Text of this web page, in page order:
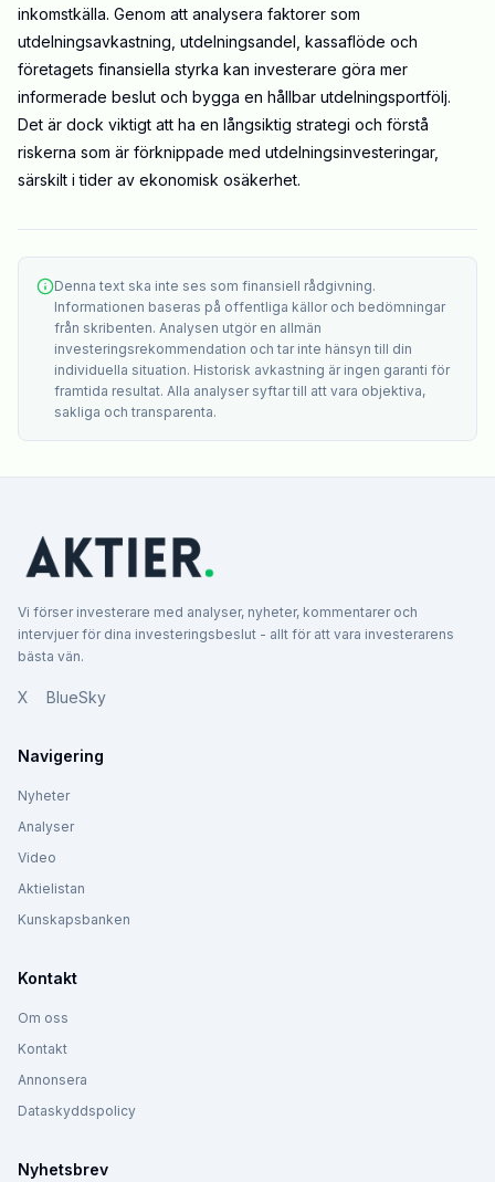
inkomstkälla. Genom att analysera faktorer som
utdelningsavkastning, utdelningsandel, kassaflöde och
företagets finansiella styrka kan investerare göra mer
informerade beslut och bygga en hållbar utdelningsportfölj.
Det är dock viktigt att ha en långsiktig strategi och förstå
riskerna som är förknippade med utdelningsinvesteringar,
särskilt i tider av ekonomisk osäkerhet.
Denna text ska inte ses som finansiell rådgivning.
Informationen baseras på offentliga källor och bedömningar
från skribenten. Analysen utgör en allmän
investeringsrekommendation och tar inte hänsyn till din
individuella situation. Historisk avkastning är ingen garanti för
framtida resultat. Alla analyser syftar till att vara objektiva,
sakliga och transparenta.
Vi förser investerare med analyser, nyheter, kommentarer och
intervjuer för dina investeringsbeslut - allt för att vara investerarens
bästa vän.
X BlueSky
Navigering
Nyheter
Analyser
Video
Aktielistan
Kunskapsbanken
Kontakt
Om oss
Kontakt
Annonsera
Dataskyddspolicy
Nyhetsbrev